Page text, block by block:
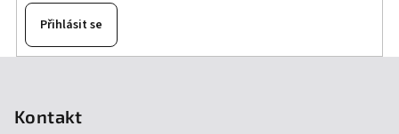
Přihlásit se
Kontakt